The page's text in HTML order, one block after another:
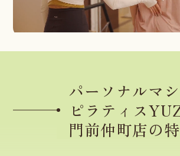
パーソナルマ
ピラティス
門前仲町店の